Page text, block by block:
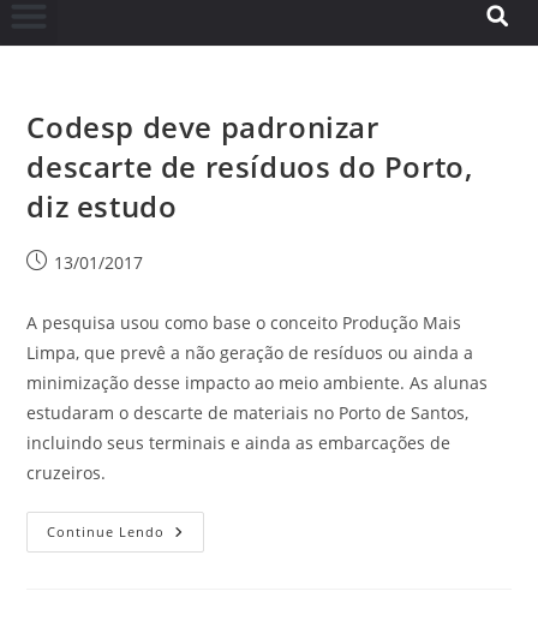
Codesp deve padronizar
descarte de resíduos do Porto,
diz estudo
13/01/2017
A pesquisa usou como base o conceito Produção Mais
Limpa, que prevê a não geração de resíduos ou ainda a
minimização desse impacto ao meio ambiente. As alunas
estudaram o descarte de materiais no Porto de Santos,
incluindo seus terminais e ainda as embarcações de
cruzeiros.
Continue Lendo